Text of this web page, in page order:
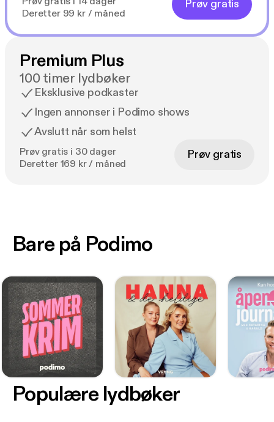
Deretter 99 kr / måned
Prøv gratis
Premium Plus
100 timer lydbøker
Eksklusive podkaster
Ingen annonser i Podimo shows
Avslutt når som helst
Prøv gratis i 30 dager
Deretter 169 kr / måned
Prøv gratis
Bare på Podimo
Populære lydbøker